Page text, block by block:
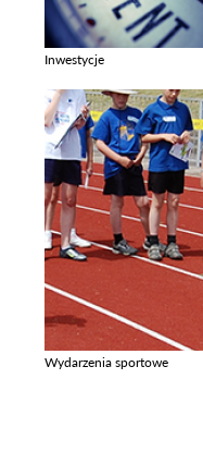
Inwestycje
Wydarzenia sportowe